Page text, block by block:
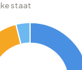
staat